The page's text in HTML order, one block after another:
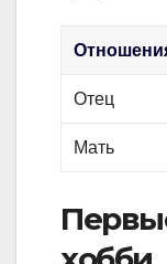
Отец
Мать